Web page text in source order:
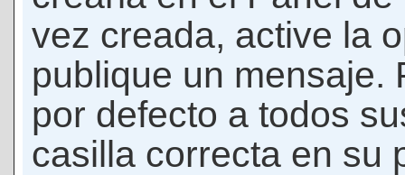
vez creada, active la
publique un mensaje.
por defecto a todos
casilla correcta en su